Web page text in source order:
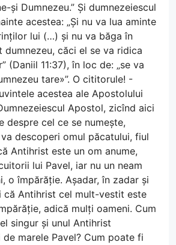
și Dumnezeu.” Și dumnezeiescul
acestea: „Și nu va lua aminte
lui (…) și nu va băga în
dumnezeu, căci el se va ridica
(Daniil 11:37), în loc de: „se va
tare»”. O cititorule! -
acestea ale Apostolului
Apostol, zicînd aici
despre cel ce se numește,
va descoperi omul păcatului, fiul
Antihrist este un om anume,
lui Pavel, iar nu un neam
o împărăție. Așadar, în zadar și
că Antihrist cel mult-vestit este
adică mulți oameni. Cum
singur și unul Antihrist
marele Pavel? Cum poate fi